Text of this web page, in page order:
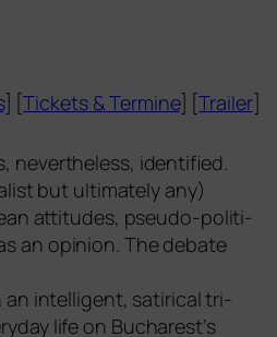
] [Tickets &Termine] [Trailer]
nevert­hel­ess, iden­ti­fied.
but ulti­m­ate­ly any)
atti­tu­des, pseu­do-poli­ti­
an opi­ni­on. The deba­te
an intel­li­gent, sati­ri­cal tri­
life on Bucharest’s